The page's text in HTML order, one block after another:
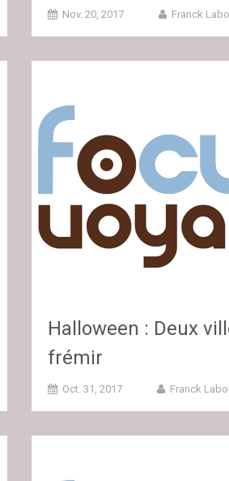
Nov. 20, 2017 Franck
Halloween : Deux
frémir
Oct. 31, 2017 Franck